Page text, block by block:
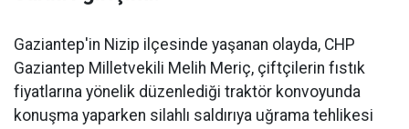
Gaziantep'in Nizip ilçesinde yaşanan olayda, CHP
Gaziantep Milletvekili Melih Meriç, çiftçilerin fıstık
fiyatlarına yönelik düzenlediği traktör konvoyunda
konuşma yaparken silahlı saldırıya uğrama tehlikesi